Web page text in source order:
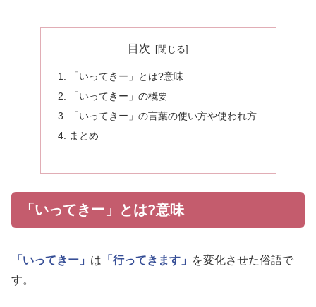
目次
「いってきー」とは?意味
「いってきー」の概要
「いってきー」の言葉の使い方や使われ方
まとめ
「いってきー」とは?意味
「いってきー」 は 「行ってきます」
を変化させた俗語で
す。